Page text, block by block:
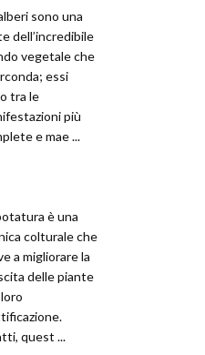
sono una
dell’incredibile
vegetale che
essi
tra le
più
e mae ...
è una
colturale che
a migliorare la
delle piante
quest ...